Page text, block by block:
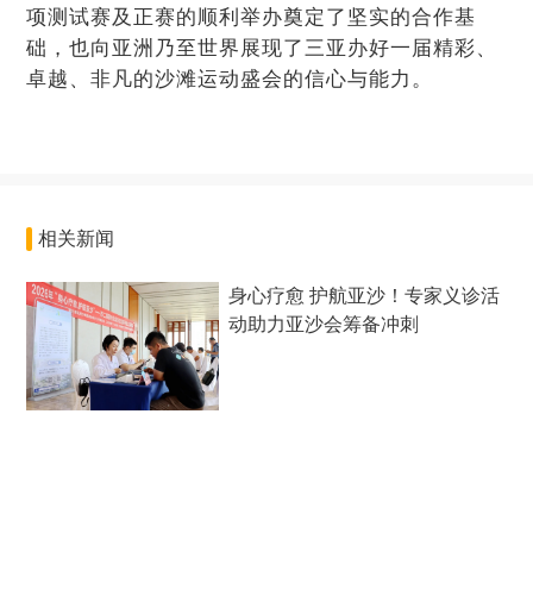
项测试赛及正赛的顺利举办奠定了坚实的合作基
础，也向亚洲乃至世界展现了三亚办好一届精彩、
卓越、非凡的沙滩运动盛会的信心与能力。
相关新闻
身心疗愈 护航亚沙！专家义诊活
动助力亚沙会筹备冲刺